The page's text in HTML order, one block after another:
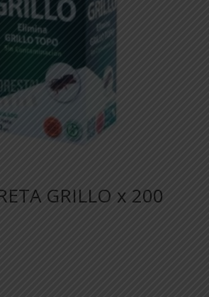
GRILLO x 200